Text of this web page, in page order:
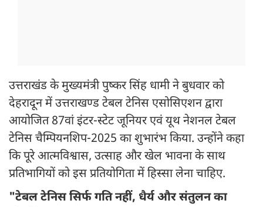
उत्तराखंड के मुख्यमंत्री पुष्कर सिंह धामी ने बुधवार को
देहरादून में उत्तराखण्ड टेबल टेनिस एसोसिएशन द्वारा
आयोजित 87वां इंटर-स्टेट जूनियर एवं यूथ नेशनल टेबल
टेनिस चैम्पियनशिप-2025 का शुभारंभ किया. उन्होंने कहा
कि पूरे आत्मविश्वास, उत्साह और खेल भावना के साथ
प्रतिभागियों को इस प्रतियोगिता में हिस्सा लेना चाहिए.
"टेबल टेनिस सिर्फ गति नहीं, धैर्य और संतुलन का